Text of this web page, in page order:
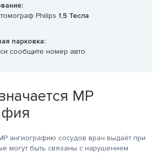
Philips 1,5 Тесла
парковка:
сообщите номер авто
МР
ангиографию сосудов врач выдаёт при
могут быть связаны с нарушением